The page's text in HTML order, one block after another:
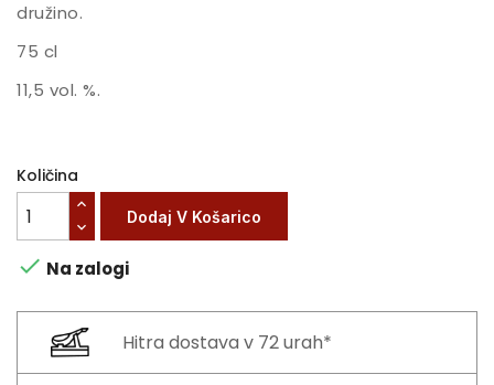
družino.
75 cl
11,5 vol. %.
Količina
Dodaj V Košarico
 Na zalogi
Hitra dostava v 72 urah*